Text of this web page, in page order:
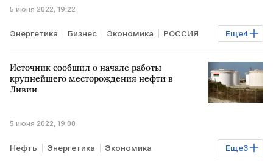
5 июня 2022, 19:22
Еще4
Энергетика Бизнес Экономика РОССИЯ
ГЕРМАНИЯ ФРГ Gazprom Germania
санкции против РФ
Источник сообщил о начале работы
крупнейшего месторождения нефти в
Ливии
5 июня 2022, 19:00
Еще3
Нефть Энергетика Экономика